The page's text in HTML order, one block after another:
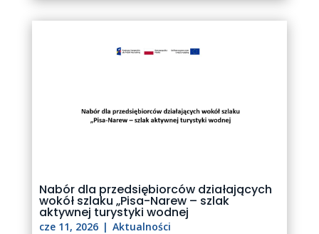
Nabór dla przedsiębiorców działających
wokół szlaku „Pisa-Narew – szlak
aktywnej turystyki wodnej
cze 11, 2026 | Aktualności